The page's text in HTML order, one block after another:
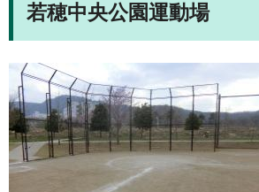
若穂中央公園運動場